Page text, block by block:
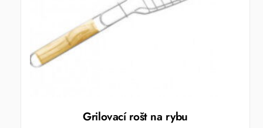
Grilovací rošt na rybu